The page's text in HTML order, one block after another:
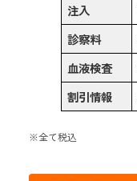
注入
診察料
血液検査
割引情報
※全て税込